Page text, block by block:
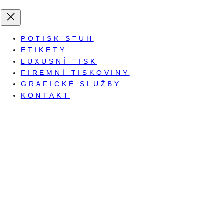
POTISK STUH
ETIKETY
LUXUSNÍ TISK
FIREMNÍ TISKOVINY
GRAFICKÉ SLUŽBY
KONTAKT